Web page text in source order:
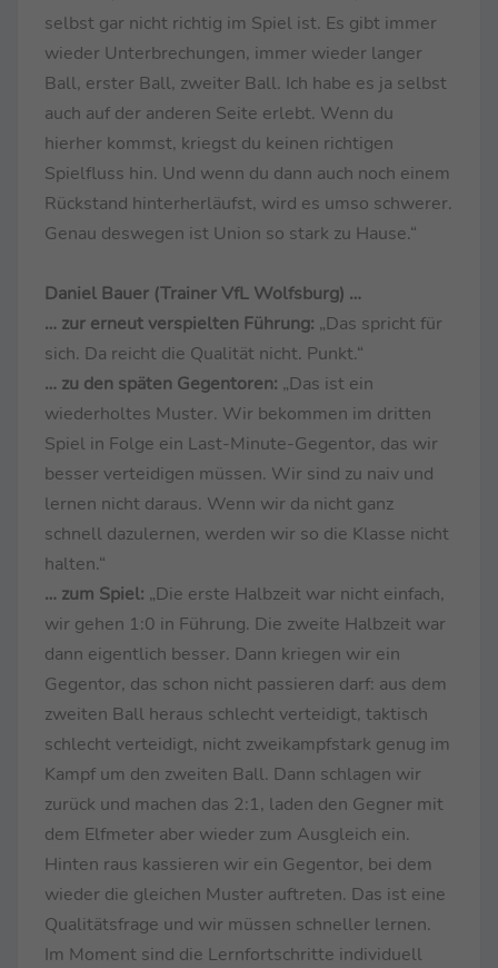
selbst gar nicht richtig im Spiel ist. Es gibt immer
wieder Unterbrechungen, immer wieder langer
Ball, erster Ball, zweiter Ball. Ich habe es ja selbst
auch auf der anderen Seite erlebt. Wenn du
hierher kommst, kriegst du keinen richtigen
Spielfluss hin. Und wenn du dann auch noch einem
Rückstand hinterherläufst, wird es umso schwerer.
Genau deswegen ist Union so stark zu Hause.“
Daniel Bauer (Trainer VfL Wolfsburg) …
… zur erneut verspielten Führung: „Das spricht für
sich. Da reicht die Qualität nicht. Punkt.“
… zu den späten Gegentoren: „Das ist ein
wiederholtes Muster. Wir bekommen im dritten
Spiel in Folge ein Last-Minute-Gegentor, das wir
besser verteidigen müssen. Wir sind zu naiv und
lernen nicht daraus. Wenn wir da nicht ganz
schnell dazulernen, werden wir so die Klasse nicht
halten.“
… zum Spiel: „Die erste Halbzeit war nicht einfach,
wir gehen 1:0 in Führung. Die zweite Halbzeit war
dann eigentlich besser. Dann kriegen wir ein
Gegentor, das schon nicht passieren darf: aus dem
zweiten Ball heraus schlecht verteidigt, taktisch
schlecht verteidigt, nicht zweikampfstark genug im
Kampf um den zweiten Ball. Dann schlagen wir
zurück und machen das 2:1, laden den Gegner mit
dem Elfmeter aber wieder zum Ausgleich ein.
Hinten raus kassieren wir ein Gegentor, bei dem
wieder die gleichen Muster auftreten. Das ist eine
Qualitätsfrage und wir müssen schneller lernen.
Im Moment sind die Lernfortschritte individuell